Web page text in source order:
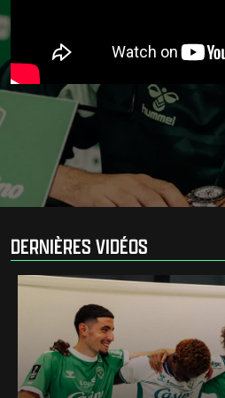
DERNIÈRES VIDÉOS